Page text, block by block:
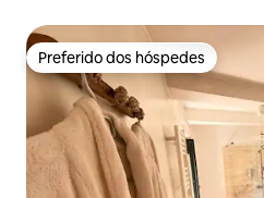
Preferido dos hóspedes
Preferido dos hóspedes